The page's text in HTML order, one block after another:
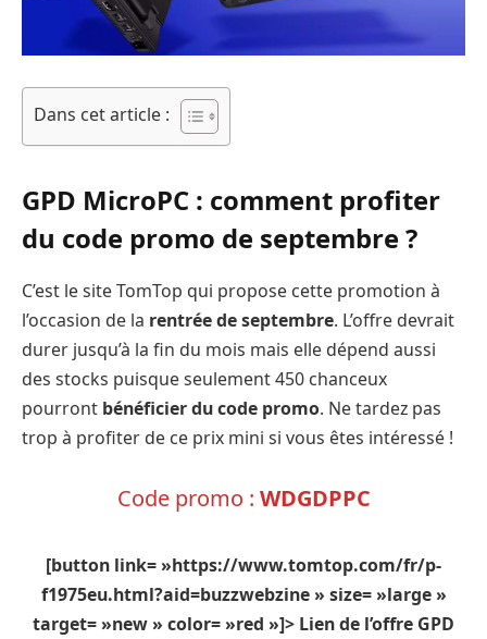
Dans cet article :
GPD MicroPC : comment profiter
du code promo de septembre ?
C’est le site TomTop qui propose cette promotion à
l’occasion de la rentrée de septembre. L’offre devrait
durer jusqu’à la fin du mois mais elle dépend aussi
des stocks puisque seulement 450 chanceux
pourront bénéficier du code promo. Ne tardez pas
trop à profiter de ce prix mini si vous êtes intéressé !
Code promo : WDGDPPC
[button link= »https://www.tomtop.com/fr/p-
f1975eu.html?aid=buzzwebzine » size= »large »
target= »new » color= »red »]> Lien de l’offre GPD